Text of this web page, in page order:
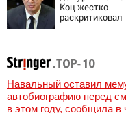
Коц жестко
раскритиковал
убийстве
Навальный оставил
автобиографию перед
в этом году, сообщила в